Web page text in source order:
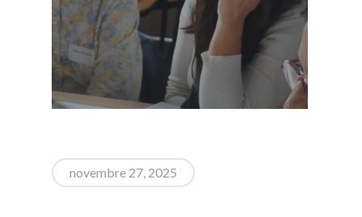
novembre 27, 2025